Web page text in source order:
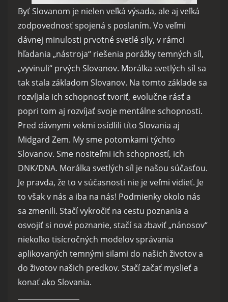
Byť Slovanom je nielen veľká výsada, ale aj veľká
zodpovednosť spojená s poslaním. Vo veľmi
dávnej minulosti prvotné svetlé sily, v rámci
hľadania „nástroja“ riešenia porážky temných síl,
„vyvinuli“ prvých Slovanov. Morálka svetlých síl sa
tak stala základom Slovanov. Na tomto základe sa
rozvíjala ich schopnosť tvoriť, evolučne rásť a
popri tom aj rozvíjať svoje mentálne schopnosti.
Pred dávnymi vekmi osídlili títo Slovania aj
Midgard Zem. My sme potomkami týchto
Slovanov. Sme nositeľmi ich schopností, ich
DNK/DNA. Morálka svetlých síl je našou súčasťou.
Je pravda, že to v súčasnosti nie je veľmi vidieť. Je
to však v nás a iba na nás! Podmienky okolo nás
sa zmenili. Stačí vykročiť na cestu poznania a
osvojiť si nové poznanie, stačí sa zbaviť „nánosov“
niekoľko tisícročných modelov správania
aplikovaných temnými silami do našich životov a
do životov našich predkov. Stačí začať myslieť a
konať ako Slovania.